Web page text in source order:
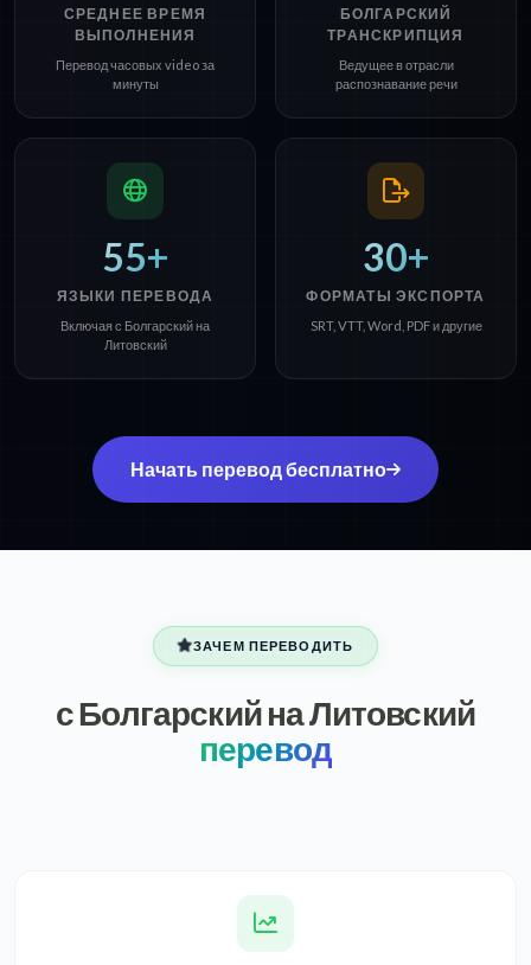
СРЕДНЕЕ ВРЕМЯ
ВЫПОЛНЕНИЯ
Перевод часовых video за
минуты
БОЛГАРСКИЙ
ТРАНСКРИПЦИЯ
Ведущее в отрасли
распознавание речи
55+
ЯЗЫКИ ПЕРЕВОДА
Включая с Болгарский на
Литовский
30+
ФОРМАТЫ ЭКСПОРТА
SRT, VTT, Word, PDF и другие
Начать перевод бесплатно
ЗАЧЕМ ПЕРЕВОДИТЬ
с Болгарский на Литовский
перевод